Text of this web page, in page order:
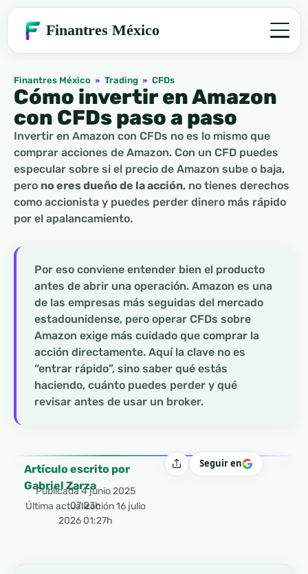
Finantres México
Finantres México » Trading » CFDs
Cómo invertir en Amazon
con CFDs paso a paso
Invertir en Amazon con CFDs no es lo mismo que
comprar acciones de Amazon. Con un CFD puedes
especular sobre si el precio de Amazon sube o baja,
pero no eres dueño de la acción, no tienes derechos
como accionista y puedes perder dinero más rápido
por el apalancamiento.
Por eso conviene entender bien el producto
antes de abrir una operación. Amazon es una
de las empresas más seguidas del mercado
estadounidense, pero operar CFDs sobre
Amazon exige más cuidado que comprar la
acción directamente. Aquí la clave no es
“entrar rápido”, sino saber qué estás
haciendo, cuánto puedes perder y qué
revisar antes de usar un broker.
Artículo escrito por
Gabriel Zarza
Publicada4 junio 2025
07:23h
Última actualización 16 julio
2026 01:27h
CompartirSeguir en